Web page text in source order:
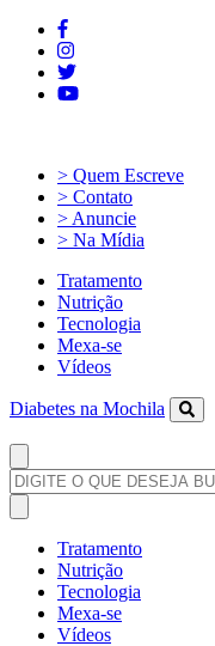
> Quem Escreve
> Contato
> Anuncie
> Na Mídia
Tratamento
Nutrição
Tecnologia
Mexa-se
Vídeos
Diabetes na Mochila
Tratamento
Nutrição
Tecnologia
Mexa-se
Vídeos